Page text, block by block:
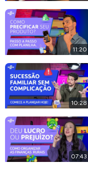
11:20
10:28
07:43